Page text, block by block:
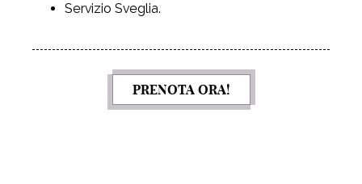
Servizio Sveglia.
PRENOTA ORA!